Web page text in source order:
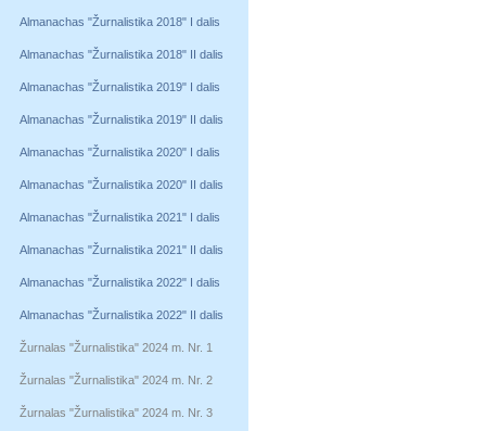
Almanachas "Žurnalistika 2018" I dalis
Almanachas "Žurnalistika 2018" II dalis
Almanachas "Žurnalistika 2019" I dalis
Almanachas "Žurnalistika 2019" II dalis
Almanachas "Žurnalistika 2020" I dalis
Almanachas "Žurnalistika 2020" II dalis
Almanachas "Žurnalistika 2021" I dalis
Almanachas "Žurnalistika 2021" II dalis
Almanachas "Žurnalistika 2022" I dalis
Almanachas "Žurnalistika 2022" II dalis
Žurnalas "Žurnalistika" 2024 m. Nr. 1
Žurnalas "Žurnalistika" 2024 m. Nr. 2
Žurnalas "Žurnalistika" 2024 m. Nr. 3